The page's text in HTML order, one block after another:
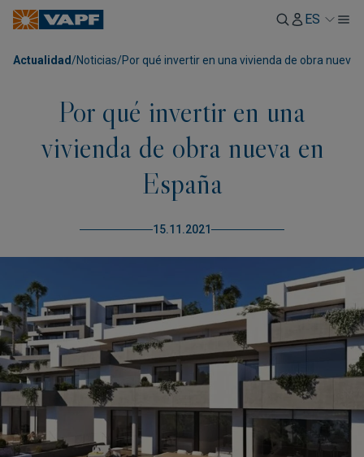
ES
Actualidad /Noticias/Por qué invertir en una vivienda de obra nueva
Por qué invertir en una
vivienda de obra nueva en
España
15.11.2021